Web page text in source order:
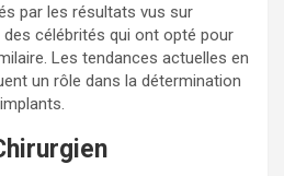
par les résultats vus sur
des célébrités qui ont opté pour
Les tendances actuelles en
un rôle dans la détermination